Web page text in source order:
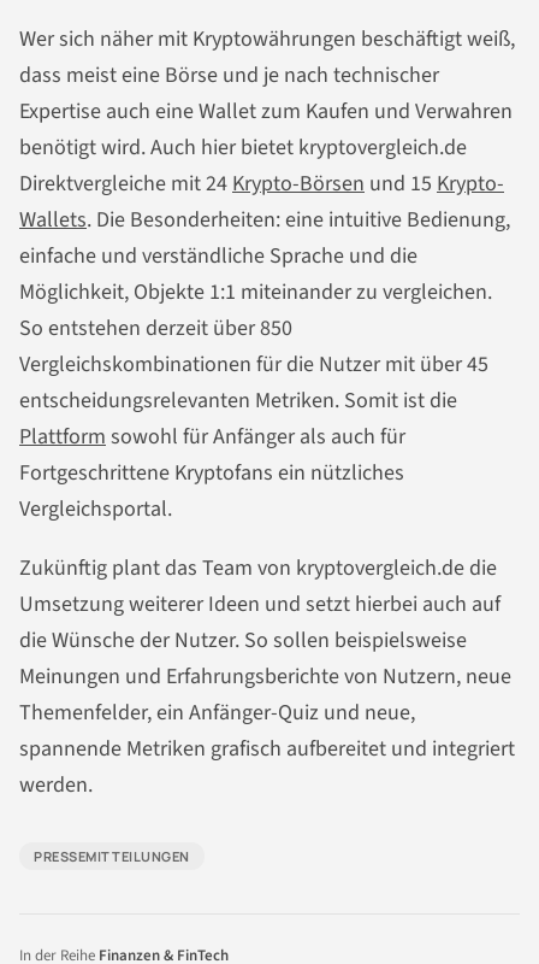
Wer sich näher mit Kryptowährungen beschäftigt weiß,
dass meist eine Börse und je nach technischer
Expertise auch eine Wallet zum Kaufen und Verwahren
benötigt wird. Auch hier bietet kryptovergleich.de
Direktvergleiche mit 24 Krypto-Börsen und 15 Krypto-
Wallets. Die Besonderheiten: eine intuitive Bedienung,
einfache und verständliche Sprache und die
Möglichkeit, Objekte 1:1 miteinander zu vergleichen.
So entstehen derzeit über 850
Vergleichskombinationen für die Nutzer mit über 45
entscheidungsrelevanten Metriken. Somit ist die
Plattform sowohl für Anfänger als auch für
Fortgeschrittene Kryptofans ein nützliches
Vergleichsportal.
Zukünftig plant das Team von kryptovergleich.de die
Umsetzung weiterer Ideen und setzt hierbei auch auf
die Wünsche der Nutzer. So sollen beispielsweise
Meinungen und Erfahrungsberichte von Nutzern, neue
Themenfelder, ein Anfänger-Quiz und neue,
spannende Metriken grafisch aufbereitet und integriert
werden.
PRESSEMITTEILUNGEN
In der Reihe Finanzen & FinTech